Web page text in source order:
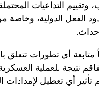
وتقييم التداعيات
الفعل الدولية، وخاصة
متابعة أي تطورات تتعلق
نتيجة للعملية
تأثير أي تعطيل